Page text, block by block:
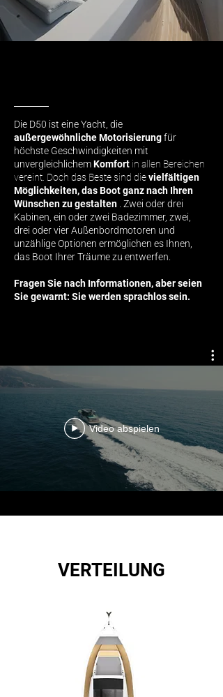
Die D50 ist eine Yacht, die
außergewöhnliche Motorisierungfür
höchste Geschwindigkeiten mit
unvergleichlichemKomfort in allen Bereichen
vereint. Doch das Beste sind dievielfältigen
Möglichkeiten, das Boot ganz nach Ihren
Wünschen zu gestalten . Zwei oder drei
Kabinen, ein oder zwei Badezimmer, zwei,
drei oder vier Außenbordmotoren und
unzählige Optionen ermöglichen es Ihnen,
das Boot Ihrer Träume zu entwerfen.
Fragen Sie nach Informationen, aber seien
Sie gewarnt: Sie werden sprachlos sein.
Video abspielen
VERTEILUNG